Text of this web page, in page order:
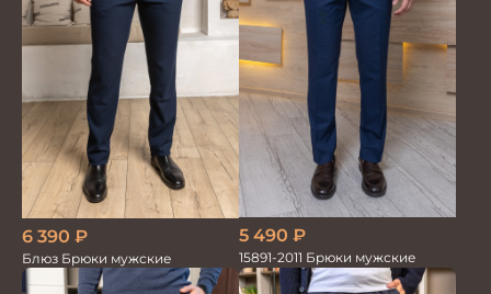
6 390 ₽
Блюз Брюки мужские
5 490 ₽
15891-2011 Брюки мужские